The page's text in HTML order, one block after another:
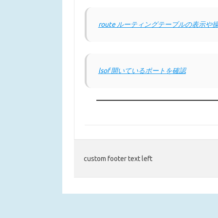
route ルーティングテーブルの表示や
lsof 開いているポートを確認
custom footer text left